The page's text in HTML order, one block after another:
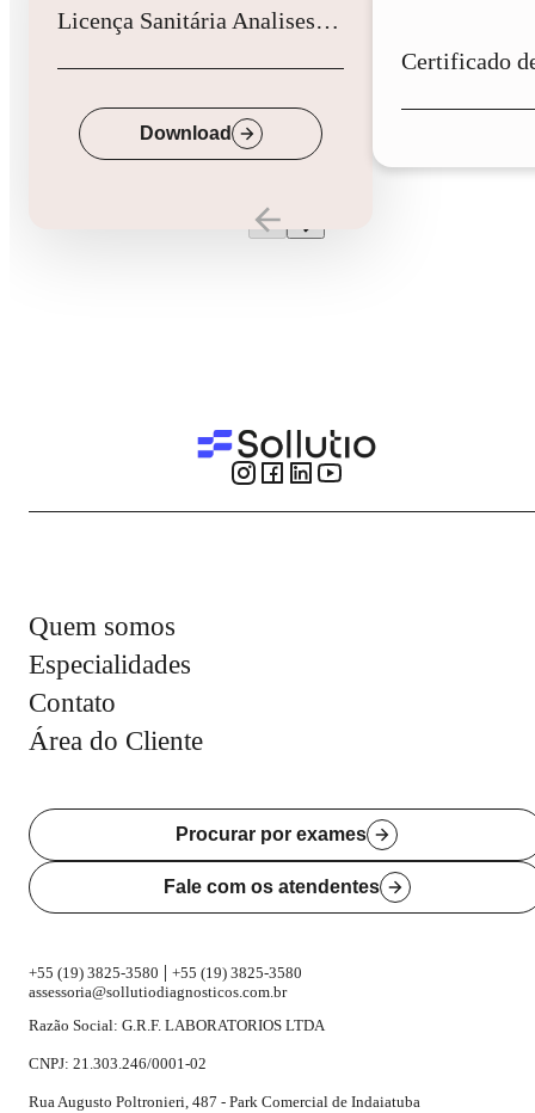
Licença Sanitária Analises Clinicas
Download
Quem somos
Especialidades
Contato
Área do Cliente
+55 (19) 3825-3580 | +55 (19) 3825-3580
assessoria@sollutiodiagnosticos.com.br
Razão Social: G.R.F. LABORATORIOS LTDA
CNPJ: 21.303.246/0001-02
Rua Augusto Poltronieri, 487 - Park Comercial de Indaiatuba
Procurar por exames
Fale com os atendentes